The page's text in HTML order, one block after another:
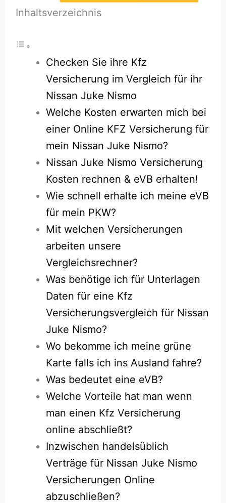
Inhaltsverzeichnis
Checken Sie ihre Kfz
Versicherung im Vergleich für ihr
Nissan Juke Nismo
Welche Kosten erwarten mich bei
einer Online KFZ Versicherung für
mein Nissan Juke Nismo?
Nissan Juke Nismo Versicherung
Kosten rechnen & eVB erhalten!
Wie schnell erhalte ich meine eVB
für mein PKW?
Mit welchen Versicherungen
arbeiten unsere
Vergleichsrechner?
Was benötige ich für Unterlagen
Daten für eine Kfz
Versicherungsvergleich für Nissan
Juke Nismo?
Wo bekomme ich meine grüne
Karte falls ich ins Ausland fahre?
Was bedeutet eine eVB?
Welche Vorteile hat man wenn
man einen Kfz Versicherung
online abschließt?
Inzwischen handelsüblich
Verträge für Nissan Juke Nismo
Versicherungen Online
abzuschließen?